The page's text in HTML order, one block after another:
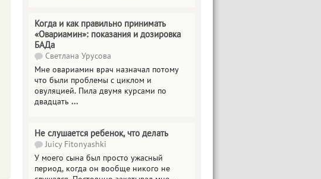
Когда и как правильно принимать
«Овариамин»: показания и дозировка
БАДа
Светлана Урусова
Мне овариамин врач назначал потому
что были проблемы с циклом и
овуляцией. Пила двумя курсами по
двадцать ...
Не слушается ребенок, что делать
Juicy Fitonyashki
У моего сына был просто ужасный
период, когда он вообще никого не